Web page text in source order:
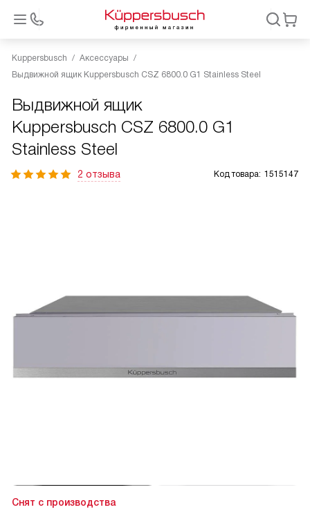
Kuppersbusch
Аксессуары
Выдвижной ящик Kuppersbusch CSZ 6800.0 G1 Stainless Steel
Выдвижной ящик
Kuppersbusch CSZ 6800.0 G1
Stainless Steel
2 отзыва Код товара: 1515147
Снят с производства